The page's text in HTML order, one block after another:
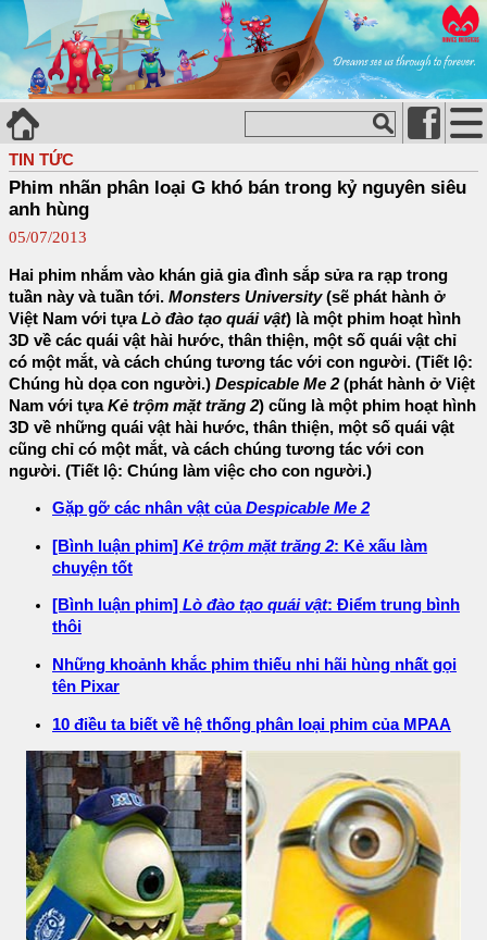
TIN TỨC
Phim nhãn phân loại G khó bán trong kỷ nguyên siêu
anh hùng
05/07/2013
Hai phim nhắm vào khán giả gia đình sắp sửa ra rạp trong
tuần này và tuần tới. Monsters University(sẽ phát hành ở
Việt Nam với tựaLò đào tạo quái vật) là một phim hoạt hình
3D về các quái vật hài hước, thân thiện, một số quái vật chỉ
có một mắt, và cách chúng tương tác với con người. (Tiết lộ:
Chúng hù dọa con người.) Despicable Me 2(phát hành ở Việt
Nam với tựaKẻ trộm mặt trăng 2) cũng là một phim hoạt hình
3D về những quái vật hài hước, thân thiện, một số quái vật
cũng chỉ có một mắt, và cách chúng tương tác với con
người. (Tiết lộ: Chúng làm việc cho con người.)
Gặp gỡ các nhân vật củaDespicable Me 2
[Bình luận phim] Kẻ trộm mặt trăng 2: Kẻ xấu làm
chuyện tốt
[Bình luận phim] Lò đào tạo quái vật: Điểm trung bình
thôi
Những khoảnh khắc phim thiếu nhi hãi hùng nhất gọi
tên Pixar
10 điều ta biết về hệ thống phân loại phim của MPAA